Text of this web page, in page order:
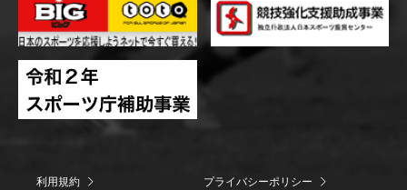
利用規約 プライバシーポリシー